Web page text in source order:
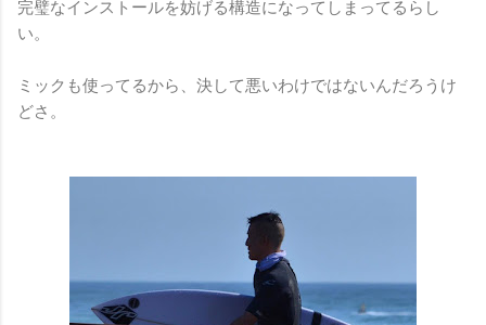
完璧なインストールを妨げる構造になってしまってるらし
い。
ミックも使ってるから、決して悪いわけではないんだろうけ
どさ。